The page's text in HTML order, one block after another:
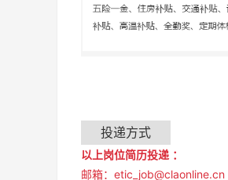
投递方式
以上岗位简历投递 ：
邮箱：etic_job@claonline.cn